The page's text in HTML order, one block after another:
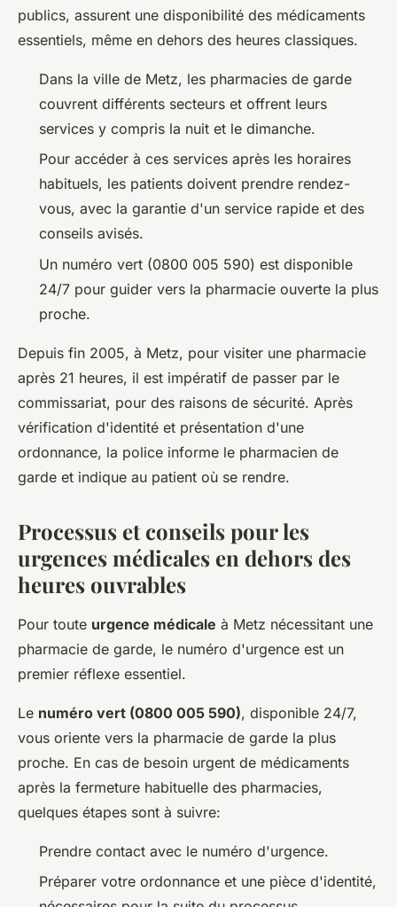
publics, assurent une disponibilité des médicaments
essentiels, même en dehors des heures classiques.
Dans la ville de Metz, les pharmacies de garde
couvrent différents secteurs et offrent leurs
services y compris la nuit et le dimanche.
Pour accéder à ces services après les horaires
habituels, les patients doivent prendre rendez-
vous, avec la garantie d'un service rapide et des
conseils avisés.
Un numéro vert (0800 005 590) est disponible
24/7 pour guider vers la pharmacie ouverte la plus
proche.
Depuis fin 2005, à Metz, pour visiter une pharmacie
après 21 heures, il est impératif de passer par le
commissariat, pour des raisons de sécurité. Après
vérification d'identité et présentation d'une
ordonnance, la police informe le pharmacien de
garde et indique au patient où se rendre.
Processus et conseils pour les
urgences médicales en dehors des
heures ouvrables
Pour toute urgence médicale à Metz nécessitant une
pharmacie de garde, le numéro d'urgence est un
premier réflexe essentiel.
Le numéro vert (0800 005 590), disponible 24/7,
vous oriente vers la pharmacie de garde la plus
proche. En cas de besoin urgent de médicaments
après la fermeture habituelle des pharmacies,
quelques étapes sont à suivre:
Prendre contact avec le numéro d'urgence.
Préparer votre ordonnance et une pièce d'identité,